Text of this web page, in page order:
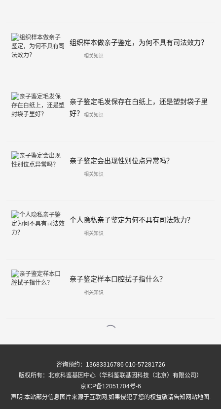
组织样本做亲子鉴定，为何不具有司法效力？
相关知识
亲子鉴定毛发保存在白纸上，还是塑封袋子里
好？
相关知识
亲子鉴定会出现性别位点异常吗？
相关知识
个人隐私亲子鉴定为何不具有司法效力？
相关知识
亲子鉴定样本口腔拭子指什么？
相关知识

咨询预约：13683316786 010-57281726
版权所有： 北京科鉴基因中心 （华科鉴联基因科技（北京）有限公司）
京ICP备12051704号-6
声明:本站部分信息图片来源于互联网,如果侵犯了您的权益敬请告知 网站地图 .